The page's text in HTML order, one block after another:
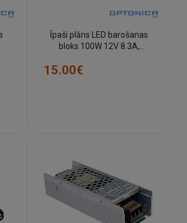
Īpaši plāns LED barošanas
bloks 100W 12V 8.3A,
15.00€